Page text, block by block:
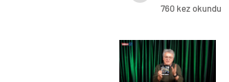
760 kez okundu